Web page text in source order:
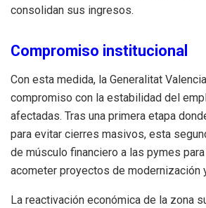
consolidan sus ingresos.
Compromiso institucional
Con esta medida, la Generalitat
compromiso con la estabilidad del
afectadas. Tras una primera etapa
para evitar cierres masivos, esta
de músculo financiero a las pymes
acometer proyectos de modernización
La reactivación económica de la zona